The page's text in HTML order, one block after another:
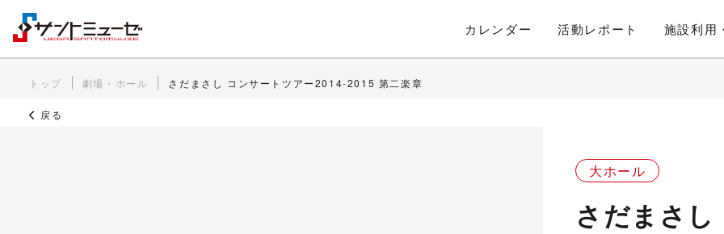
カレンダー 活動レポート 施設利用
トップ 劇場・ホール さだまさし コンサートツアー2014-2015 第二楽章
戻る
大ホール
さだまさ